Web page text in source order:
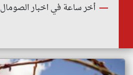
أخر ساعة في اخبار الصومال